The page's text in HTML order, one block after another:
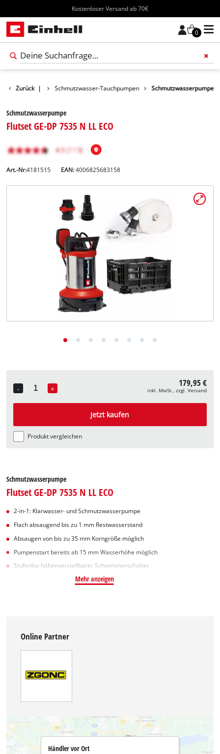
Kostenloser Versand ab 70€
0
Zurück | Schmutzwasser-Tauchpumpen Schmutzwasserpumpe
Schmutzwasserpumpe
Flutset GE-DP 7535 N LL ECO
Art.-Nr:4181515 EAN:4006825683158
-
Quantity
+ 179,95 €
inkl. MwSt., zzgl. Versand
Jetzt kaufen
Produkt vergleichen
Schmutzwasserpumpe
Flutset GE-DP 7535 N LL ECO
2-in-1: Klarwasser- und Schmutzwasserpumpe
Flach absaugend bis zu 1 mm Restwasserstand
Absaugen von bis zu 35 mm Korngröße möglich
Pumpenstart bereits ab 15 mm Wasserhöhe möglich
Stufenlos höhenverstellbarer Schwimmerschalter
Mehr anzeigen
Online Partner
Händler vor Ort